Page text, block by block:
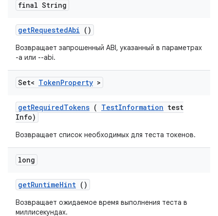
final String
getRequestedAbi ()
Возвращает запрошенный ABI, указанный в параметрах
-a или --abi.
Set< TokenProperty >
getRequiredTokens ( TestInformation test
Info)
Возвращает список необходимых для теста токенов.
long
getRuntimeHint ()
Возвращает ожидаемое время выполнения теста в
миллисекундах.